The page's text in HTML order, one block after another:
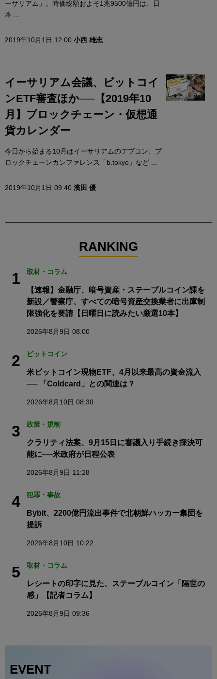
ーサリアム」。時価総額およそ1兆9500億円は、日
本 ...
2019年10月1日 12:00 小西 雄志
イーサリアム会議、ビットコイ
ンETF審査ほか──【2019年10
月】ブロックチェーン・仮想通
貨カレンダー
今日から始まる10月はイーサリアムのデブコン、ブ
ロックチェーンカンファレンス「b.tokyo」など ...
2019年10月1日 09:40 濱田 優
RANKING
1 取材・コラム
【速報】金融庁、暗号資産・ステーブルコイン課を
新設／警察庁、すべての暗号資産交換業者に出庫制
限強化を要請【日曜日に読みたい厳選10本】
2026年8月9日 08:00
2 ビットコイン
米ビットコイン現物ETF、4月以来最高の資金流入
── 「Coldcard」との関連は？
2026年8月10日 08:30
3 政策・規制
クラリティ法案、9月15日に審議入り手続き採決可
能に──米政府が日程公表
2026年8月9日 11:28
4 犯罪・事故
Bybit、2200億円流出事件で北朝鮮ハッカー集団を
提訴
2026年8月10日 10:22
5 取材・コラム
レシートの印字に見た、ステーブルコイン「隔世の
感」【記者コラム】
2026年8月9日 09:36
EVENT